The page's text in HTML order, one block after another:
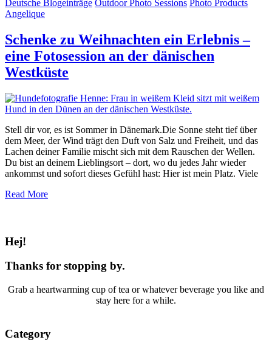
Deutsche Blogeinträge Outdoor Photo Sessions Photo Products
Angelique
Schenke zu Weihnachten ein Erlebnis –
eine Fotosession an der dänischen
Westküste
Stell dir vor, es ist Sommer in Dänemark.Die Sonne steht tief über
dem Meer, der Wind trägt den Duft von Salz und Freiheit, und das
Lachen deiner Familie mischt sich mit dem Rauschen der Wellen.
Du bist an deinem Lieblingsort – dort, wo du jedes Jahr wieder
ankommst und sofort dieses Gefühl hast: Hier ist mein Platz. Viele
Read More
Hej!
Thanks for stopping by.
Grab a heartwarming cup of tea or whatever beverage you like and
stay here for a while.
Category